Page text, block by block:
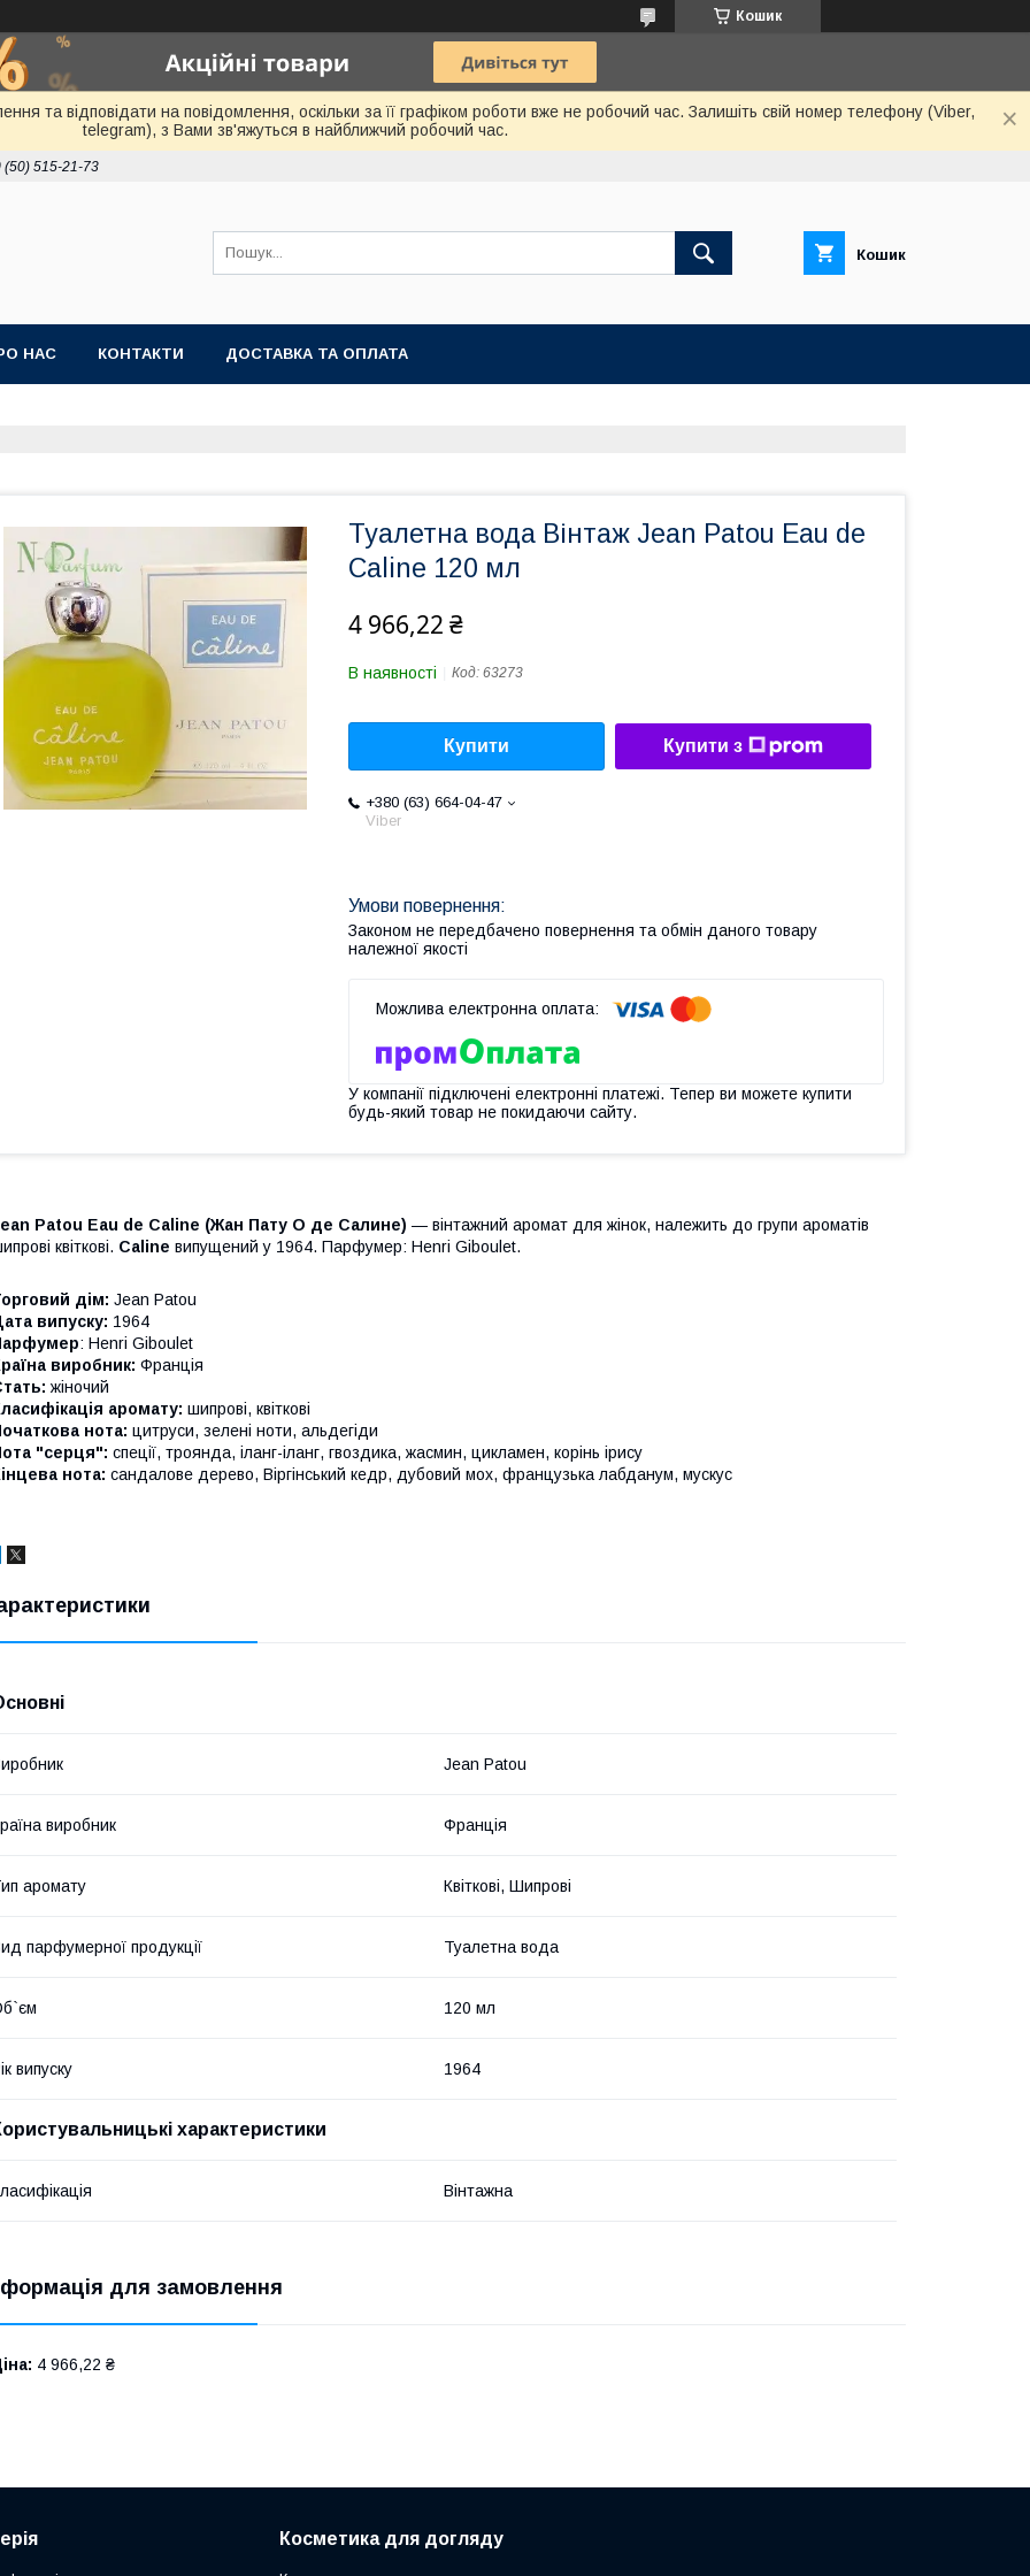
Кошик
та відповідати на повідомлення, оскільки за її графіком роботи вже не робочий час. Залишіть свій номер телефону (Viber,
telegram), з Вами зв'яжуться в найближчий робочий час.
(50) 515-21-73
Кошик
НАС КОНТАКТИ ДОСТАВКА ТА ОПЛАТА
Туалетна вода Вінтаж Jean Patou Eau de
Caline 120 мл
4 966,22 ₴
В наявності Код: 63273
Купити Купити з
+380 (63) 664-04-47
Viber
Законом не передбачено повернення та обмін даного товару
належної якості
У компанії підключені електронні платежі. Тепер ви можете купити
будь-який товар не покидаючи сайту.
Patou Eau de Caline (Жан Пату О де Салине) — вінтажний аромат для жінок, належить до групи ароматів
квіткові. Caline випущений у 1964. Парфумер: Henri Giboulet.
дім: Jean Patou
випуску: 1964
: Henri Giboulet
виробник: Франція
жіночий
аромату: шипрові, квіткові
нота: цитруси, зелені ноти, альдегіди
"серця": спеції, троянда, іланг-іланг, гвоздика, жасмин, цикламен, корінь ірису
нота: сандалове дерево, Віргінський кедр, дубовий мох, французька лабданум, мускус
Jean Patou
виробник Франція
аромату Квіткові, Шипрові
парфумерної продукції Туалетна вода
120 мл
випуску 1964
характеристики
Вінтажна
для замовлення
4 966,22 ₴
Косметика для догляду